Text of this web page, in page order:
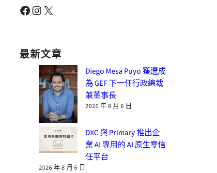
Facebook Instagram X
最新文章
Diego Mesa Puyo 獲選成
為 GEF 下一任行政總裁
兼董事長
2026 年 8 月 6 日
DXC 與 Primary 推出企
業 AI 專用的 AI 原生零信
任平台
2026 年 8 月 6 日